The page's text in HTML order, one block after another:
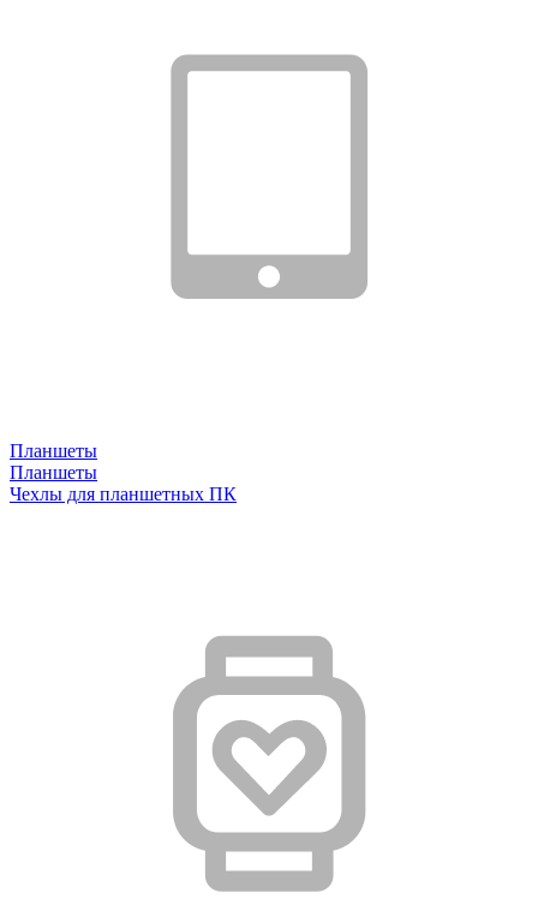
Планшеты
Планшеты
Чехлы для планшетных ПК